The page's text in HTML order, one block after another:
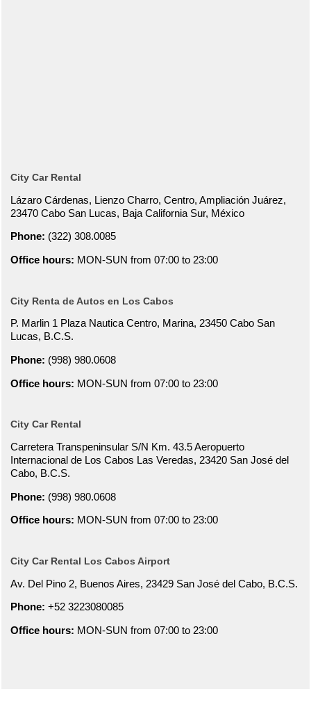
City Car Rental
Lázaro Cárdenas, Lienzo Charro, Centro, Ampliación Juárez,
23470 Cabo San Lucas, Baja California Sur, México
Phone: (322) 308.0085
Office hours: MON-SUN from 07:00 to 23:00
City Renta de Autos en Los Cabos
P. Marlin 1 Plaza Nautica Centro, Marina, 23450 Cabo San
Lucas, B.C.S.
Phone: (998) 980.0608
Office hours: MON-SUN from 07:00 to 23:00
City Car Rental
Carretera Transpeninsular S/N Km. 43.5 Aeropuerto
Internacional de Los Cabos Las Veredas, 23420 San José del
Cabo, B.C.S.
Phone: (998) 980.0608
Office hours: MON-SUN from 07:00 to 23:00
City Car Rental Los Cabos Airport
Av. Del Pino 2, Buenos Aires, 23429 San José del Cabo, B.C.S.
Phone: +52 3223080085
Office hours: MON-SUN from 07:00 to 23:00